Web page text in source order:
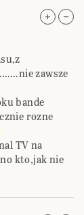
zawsze
bande
rozne
TV na
kto,jak nie